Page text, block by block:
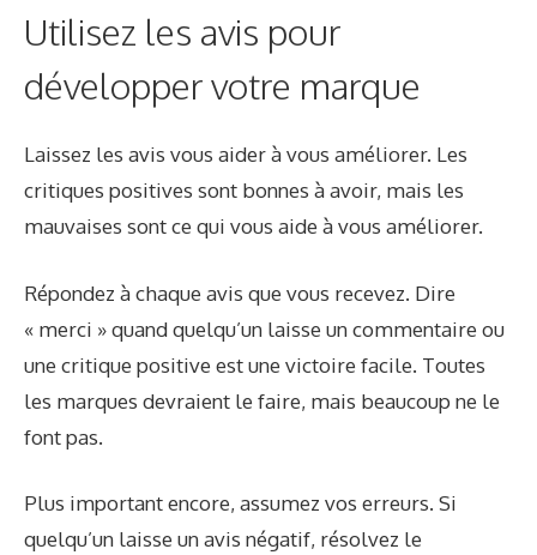
Utilisez les avis pour
développer votre marque
Laissez les avis vous aider à vous améliorer. Les
critiques positives sont bonnes à avoir, mais les
mauvaises sont ce qui vous aide à vous améliorer.
Répondez à chaque avis que vous recevez. Dire
« merci » quand quelqu’un laisse un commentaire ou
une critique positive est une victoire facile. Toutes
les marques devraient le faire, mais beaucoup ne le
font pas.
Plus important encore, assumez vos erreurs. Si
quelqu’un laisse un avis négatif, résolvez le